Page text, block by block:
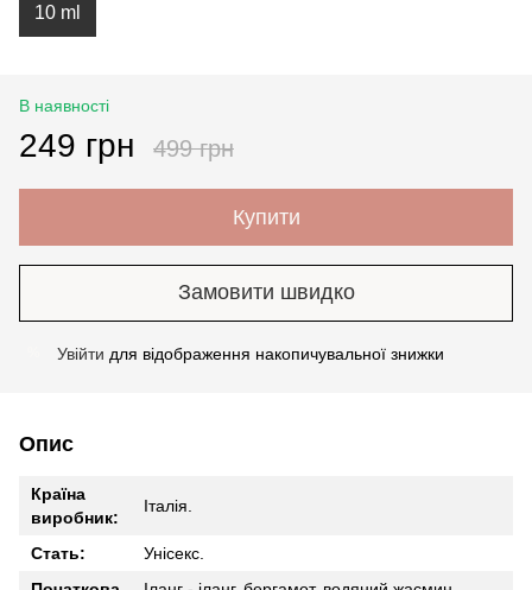
10 ml
В наявності
249 грн 499 грн
Купити
Замовити швидко
Увійти для відображення накопичувальної знижки
Опис
Країна
виробник:
Італія.
Стать:
Унісекс.